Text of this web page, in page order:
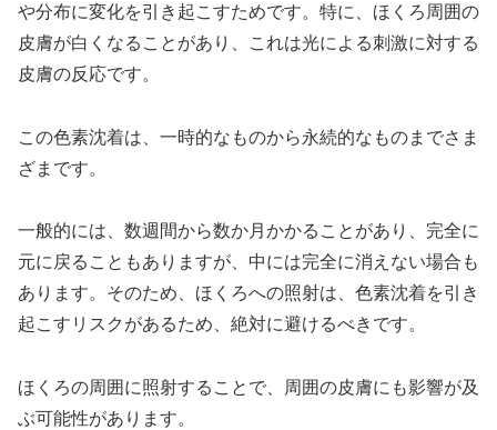
や分布に変化を引き起こすためです。特に、ほくろ周囲の
皮膚が白くなることがあり、これは光による刺激に対する
皮膚の反応です。
この色素沈着は、一時的なものから永続的なものまでさま
ざまです。
一般的には、数週間から数か月かかることがあり、完全に
元に戻ることもありますが、中には完全に消えない場合も
あります。そのため、ほくろへの照射は、色素沈着を引き
起こすリスクがあるため、絶対に避けるべきです。
ほくろの周囲に照射することで、周囲の皮膚にも影響が及
ぶ可能性があります。